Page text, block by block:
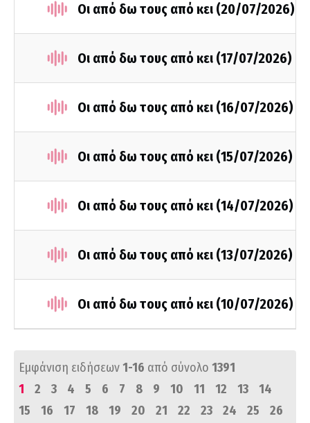
Οι από δω τους από κει (20/07/2026)
Οι από δω τους από κει (17/07/2026)
Οι από δω τους από κει (16/07/2026)
Οι από δω τους από κει (15/07/2026)
Οι από δω τους από κει (14/07/2026)
Οι από δω τους από κει (13/07/2026)
Οι από δω τους από κει (10/07/2026)
Εμφάνιση ειδήσεων1-16 από σύνολο 1391
1
2 3 4 5 6 7 8 9 10 11 12 13
14
15
16 17 18 19 20 21 22 23 24 25
26